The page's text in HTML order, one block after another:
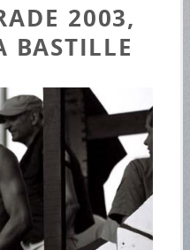
2003,
BASTILLE